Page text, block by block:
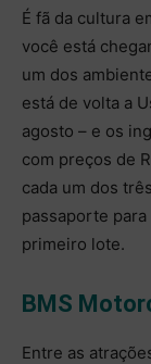
É fã da cultura
você está
um dos
está de volta a
agosto – e os
com preços de
cada um dos
passaporte
primeiro lote.
BMS
Entre as